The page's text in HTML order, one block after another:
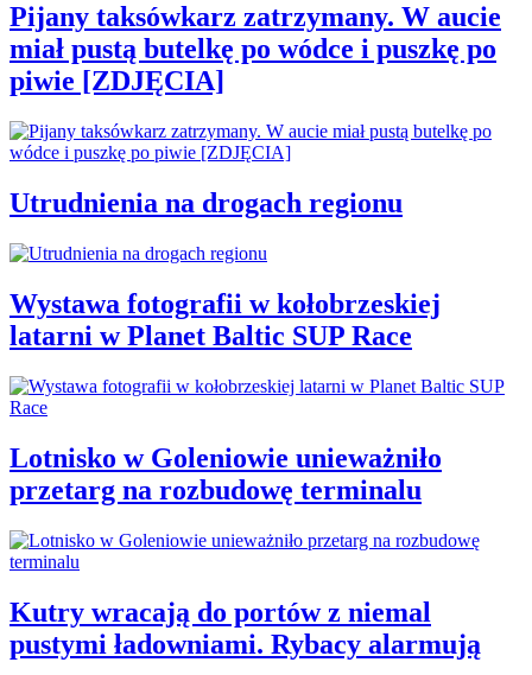
Pijany taksówkarz zatrzymany. W aucie
miał pustą butelkę po wódce i puszkę po
piwie [ZDJĘCIA]
Utrudnienia na drogach regionu
Wystawa fotografii w kołobrzeskiej
latarni w Planet Baltic SUP Race
Lotnisko w Goleniowie unieważniło
przetarg na rozbudowę terminalu
Kutry wracają do portów z niemal
pustymi ładowniami. Rybacy alarmują